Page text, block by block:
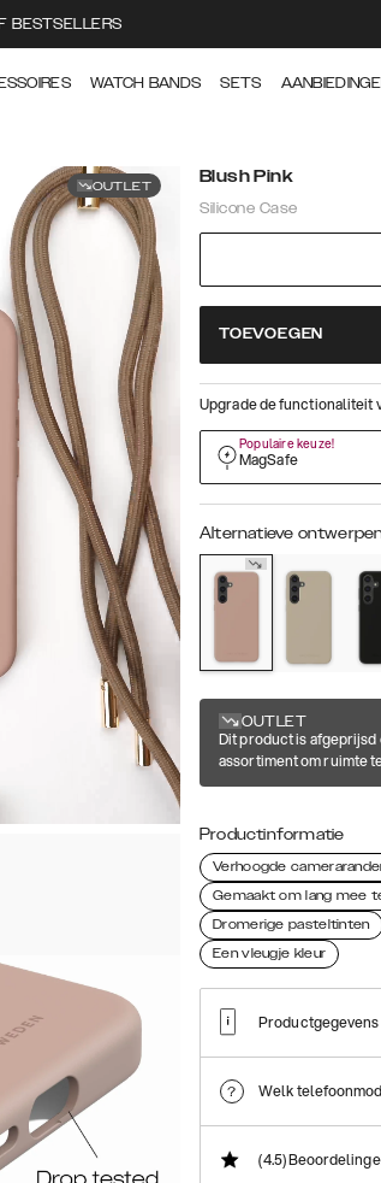
BESTSELLERS
WATCH BANDS SETS
OUTLET Blush Pink
Silicone Case
TOEVOEGEN
Upgrade de functionaliteit
Populaire keuze!
MagSafe
Alternatieve
OUTLET
Dit product is afgeprijsd
assortiment om ruimte
Productinformatie
Verhoogde
Gemaakt om lang mee
Dromerige pasteltinten
Een vleugje kleur
Productgegevens
Welk
(4.5)